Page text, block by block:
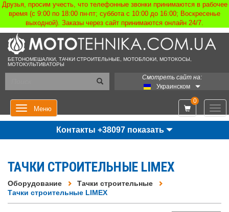
Друзья, просим учесть, что телефонные звонки принимаются в рабочее
время (с 9:00 по 18:00 пн-пт; суббота с 10:00 до 16:00; Воскресенье
выходной). Заказы через сайт принимаются онлайн 24/7.
БЕТОНОМЕШАЛКИ, ТАЧКИ СТРОИТЕЛЬНЫЕ, МОТОБЛОКИ, МОТОКОСЫ,
МОТОКУЛЬТИВАТОРЫ
Смотреть сайт на:
Украинском
Меню
0
Контакты +38097 показать
ТАЧКИ СТРОИТЕЛЬНЫЕ LIMEX
Оборудование
Тачки строительные
Тачки строительные LIMEX